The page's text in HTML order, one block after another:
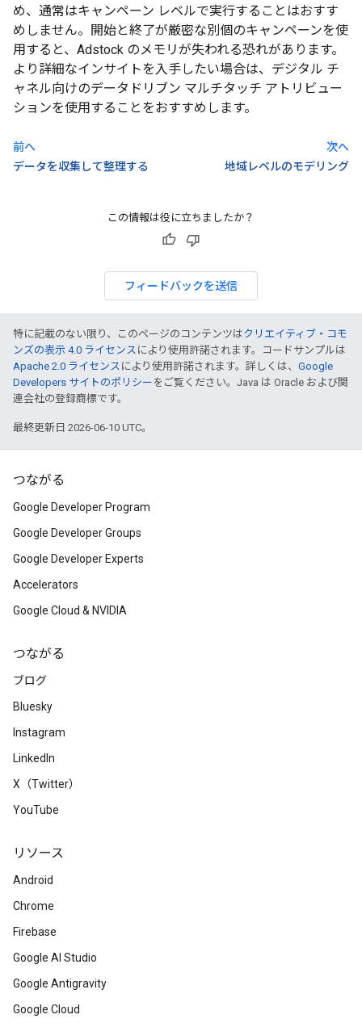
め、通常はキャンペーン レベルで実行することはおすす
めしません。開始と終了が厳密な別個のキャンペーンを使
用すると、Adstock のメモリが失われる恐れがあります。
より詳細なインサイトを入手したい場合は、デジタル チ
ャネル向けのデータドリブン マルチタッチ アトリビュー
ションを使用することをおすすめします。
前へ
データを収集して整理する
次へ
地域レベルのモデリング
この情報は役に立ちましたか？
フィードバックを送信
特に記載のない限り、このページのコンテンツはクリエイティブ・コモ
ンズの表示 4.0 ライセンス により使用許諾されます。コードサンプルは
Apache 2.0 ライセンス により使用許諾されます。詳しくは、 Google
Developers サイトのポリシー をご覧ください。Java は Oracle および関
連会社の登録商標です。
最終更新日 2026-06-10 UTC。
つながる
Google Developer Program
Google Developer Groups
Google Developer Experts
Accelerators
Google Cloud & NVIDIA
つながる
ブログ
Bluesky
Instagram
LinkedIn
X（Twitter）
YouTube
リソース
Android
Chrome
Firebase
Google AI Studio
Google Antigravity
Google Cloud